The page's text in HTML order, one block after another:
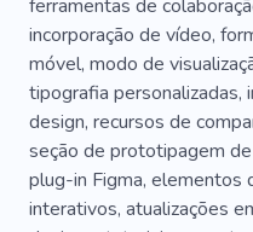
Planejamento
Comece
Astrologia
Fundação
Gerador
Liderança
Segurança
E-mail
ferramentas de
incorporação de vídeo,
móvel, modo de
tipografia personalizadas,
design, recursos de
seção de prototipagem
plug-in Figma, elementos
interativos, atualizações